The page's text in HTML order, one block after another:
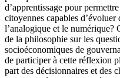
d’apprentissage pour
citoyennes capables d’évoluer
l’analogique et le numérique?
de la philosophie sur les
socioéconomiques de
de participer à cette réflexion
part des décisionnaires et des